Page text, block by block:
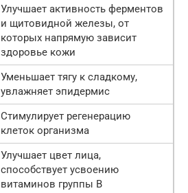
Улучшает активность ферментов
и щитовидной железы, от
которых напрямую зависит
здоровье кожи
Уменьшает тягу к сладкому,
увлажняет эпидермис
Стимулирует регенерацию
клеток организма
Улучшает цвет лица,
способствует усвоению
витаминов группы В